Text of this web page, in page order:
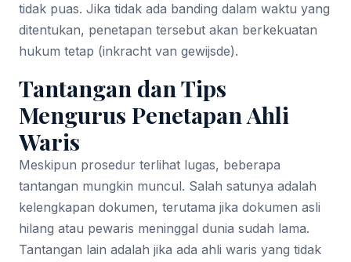
tidak puas. Jika tidak ada banding dalam waktu yang
ditentukan, penetapan tersebut akan berkekuatan
hukum tetap (inkracht van gewijsde).
Tantangan dan Tips
Mengurus Penetapan Ahli
Waris
Meskipun prosedur terlihat lugas, beberapa
tantangan mungkin muncul. Salah satunya adalah
kelengkapan dokumen, terutama jika dokumen asli
hilang atau pewaris meninggal dunia sudah lama.
Tantangan lain adalah jika ada ahli waris yang tidak